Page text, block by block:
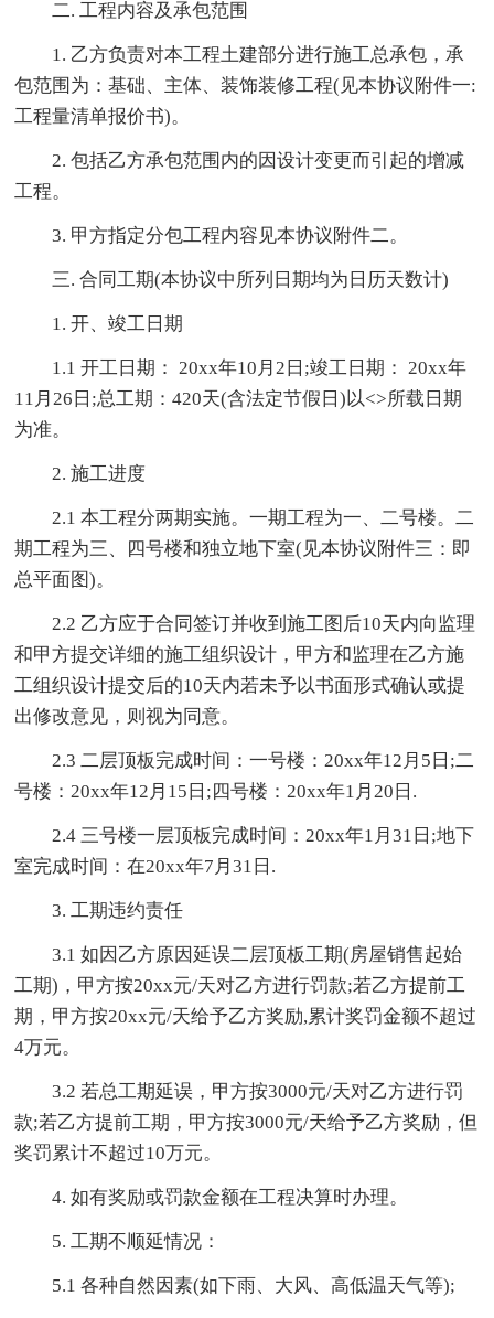
二. 工程内容及承包范围
1. 乙方负责对本工程土建部分进行施工总承包，承
包范围为：基础、主体、装饰装修工程(见本协议附件一:
工程量清单报价书)。
2. 包括乙方承包范围内的因设计变更而引起的增减
工程。
3. 甲方指定分包工程内容见本协议附件二。
三. 合同工期(本协议中所列日期均为日历天数计)
1. 开、竣工日期
1.1 开工日期： 20xx年10月2日;竣工日期： 20xx年
11月26日;总工期：420天(含法定节假日)以<>所载日期
为准。
2. 施工进度
2.1 本工程分两期实施。一期工程为一、二号楼。二
期工程为三、四号楼和独立地下室(见本协议附件三：即
总平面图)。
2.2 乙方应于合同签订并收到施工图后10天内向监理
和甲方提交详细的施工组织设计，甲方和监理在乙方施
工组织设计提交后的10天内若未予以书面形式确认或提
出修改意见，则视为同意。
2.3 二层顶板完成时间：一号楼：20xx年12月5日;二
号楼：20xx年12月15日;四号楼：20xx年1月20日.
2.4 三号楼一层顶板完成时间：20xx年1月31日;地下
室完成时间：在20xx年7月31日.
3. 工期违约责任
3.1 如因乙方原因延误二层顶板工期(房屋销售起始
工期)，甲方按20xx元/天对乙方进行罚款;若乙方提前工
期，甲方按20xx元/天给予乙方奖励,累计奖罚金额不超过
4万元。
3.2 若总工期延误，甲方按3000元/天对乙方进行罚
款;若乙方提前工期，甲方按3000元/天给予乙方奖励，但
奖罚累计不超过10万元。
4. 如有奖励或罚款金额在工程决算时办理。
5. 工期不顺延情况：
5.1 各种自然因素(如下雨、大风、高低温天气等);